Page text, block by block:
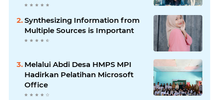
Synthesizing Information from
Multiple Sources is Important
Melalui Abdi Desa HMPS MPI
Hadirkan Pelatihan Microsoft
Office